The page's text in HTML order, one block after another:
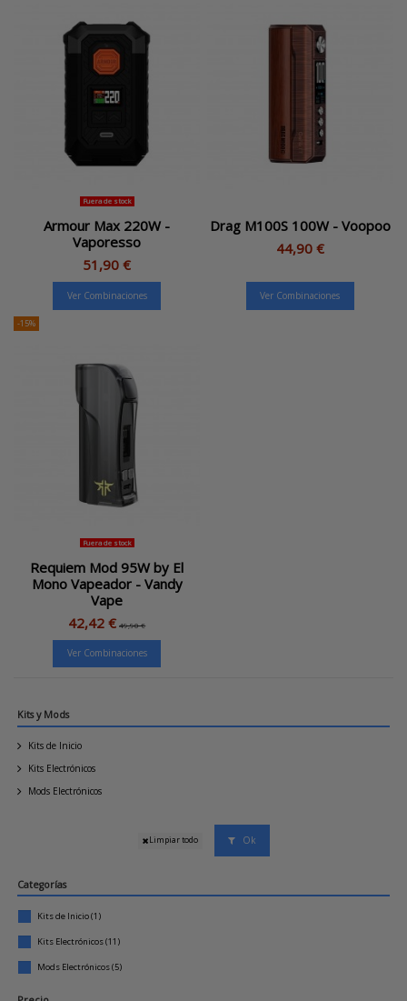
Fuera de stock
Armour Max 220W -
Vaporesso
51,90 €
Ver Combinaciones
Drag M100S 100W - Voopoo
44,90 €
Ver Combinaciones
-15%
Fuera de stock
Requiem Mod 95W by El
Mono Vapeador - Vandy
Vape
42,42 € 49,90 €
Ver Combinaciones
Kits y Mods
Kits de Inicio
Kits Electrónicos
Mods Electrónicos
Limpiar todo Ok
Categorías
Kits de Inicio(1)
Kits Electrónicos(11)
Mods Electrónicos(5)